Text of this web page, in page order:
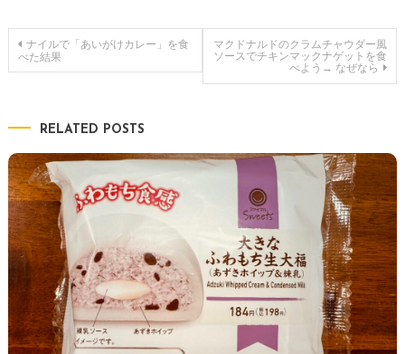
投
ナ
ビ
ゲ
ー
シ
ョ
ナイルで「あいがけカレー」を食
べた結果
マクドナルドのクラムチャウダー風
ソースでチキンマックナゲットを食
べよう→ なぜなら
RELATED POSTS